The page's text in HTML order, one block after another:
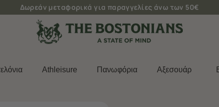
Δωρεάν μεταφορικά για παραγγελίες άνω των 50€
Athleisure Πανωφόρια Aξεσουάρ